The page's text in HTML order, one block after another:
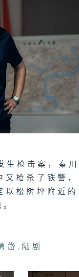
第三十二集
志为查案四
第三十一集
志查东林命
第三十集：
指纹成关键
枪击案，秦
枪杀了铁警
松树坪附近
岱 , 陆剧